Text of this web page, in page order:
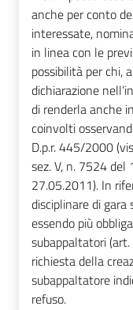
anche per conto
interessate,
in linea con le
possibilità per chi,
dichiarazione
di renderla anche
coinvolti
D.p.r. 445/2000
sez. V, n. 7524
27.05.2011). In
disciplinare di gara
essendo più
subappaltatori
richiesta della
subappaltatore
refuso.